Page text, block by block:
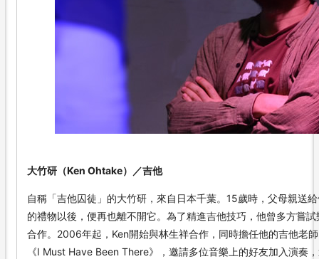
大竹研（Ken Ohtake）／吉他
自稱「吉他囚徒」的大竹研，來自日本千葉。15歲時，父母親送
的禮物以後，便再也離不開它。為了精進吉他技巧，他曾多方嘗
合作。2006年起，Ken開始與林生祥合作，同時擔任他的吉他老
《I Must Have Been There》，邀請多位音樂上的好友加入演奏